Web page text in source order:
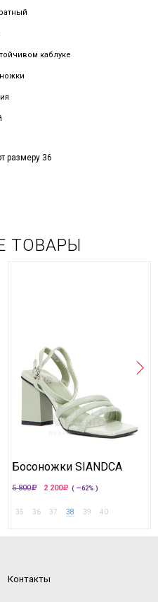
каблуке
размеру 36
ТОВАРЫ
Босоножки SIANDCA
5 800 2 200 ( —62% )
35 36 37 38 39 40
Контакты